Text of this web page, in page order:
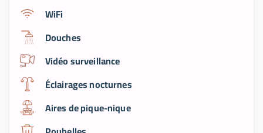
WiFi
Douches
Vidéo surveillance
Éclairages nocturnes
Aires de pique-nique